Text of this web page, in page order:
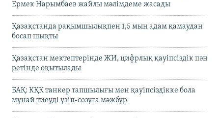
Ермек Нарымбаев жайлы мәлімдеме жасады
Қазақстанда рақымшылықпен 1,5 мың адам қамаудан
босап шықты
Қазақстан мектептерінде ЖИ, цифрлық қауіпсіздік пән
ретінде оқытылады
БАҚ: КҚК танкер тапшылығы мен қауіпсіздікке бола
мұнай тиеуді үзіп-созуға мәжбүр